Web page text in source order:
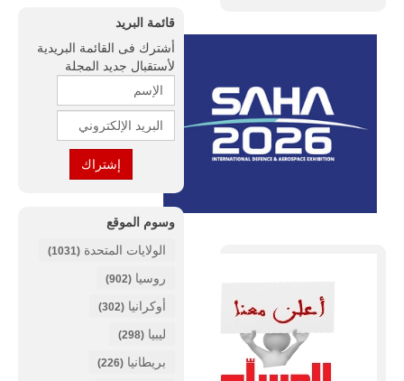
قائمة البريد
أشترك فى القائمة البريدية
لأستقبال جديد المجلة
وسوم الموقع
الولايات المتحدة (1031)
روسيا (902)
أوكرانيا (302)
ليبيا (298)
بريطانيا (226)